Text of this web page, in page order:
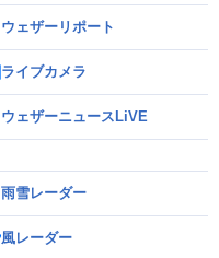
ウェザーリポート
ライブカメラ
ウェザーニュースLiVE
雨雪レーダー
風レーダー